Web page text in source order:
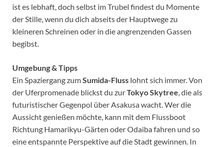
ist es lebhaft, doch selbst im Trubel findest du Momente
der Stille, wenn du dich abseits der Hauptwege zu
kleineren Schreinen oder in die angrenzenden Gassen
begibst.
Umgebung & Tipps
Ein Spaziergang zumSumida-Fluss lohnt sich immer. Von
der Uferpromenade blickst du zurTokyo Skytree, die als
futuristischer Gegenpol über Asakusa wacht. Wer die
Aussicht genießen möchte, kann mit dem Flussboot
Richtung Hamarikyu-Gärten oder Odaiba fahren und so
eine entspannte Perspektive auf die Stadt gewinnen. In